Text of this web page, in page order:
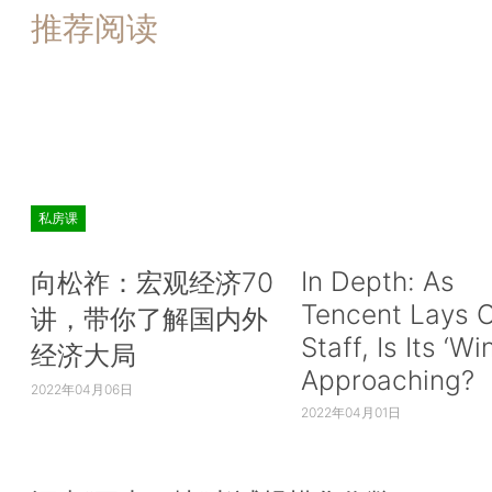
推荐阅读
私房课
向松祚：宏观经济70
讲，带你了解国内外
经济大局
2022年04月06日
In Depth: As
Tencent Lays
Staff, Is Its
Approaching?
2022年04月01日